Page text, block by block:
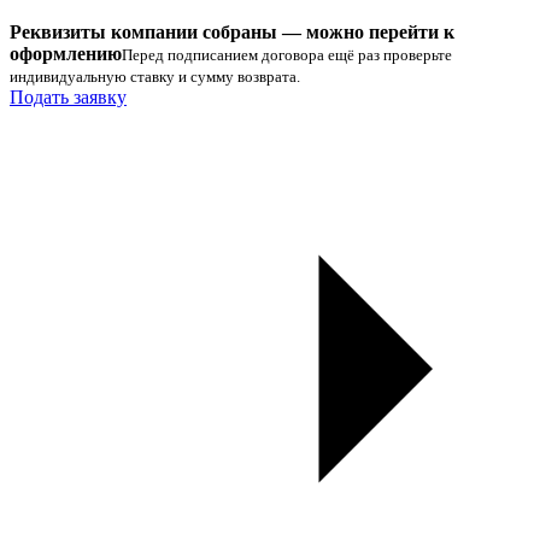
Реквизиты компании собраны — можно перейти к
оформлениюПеред подписанием договора ещё раз проверьте
индивидуальную ставку и сумму возврата.
Подать заявку